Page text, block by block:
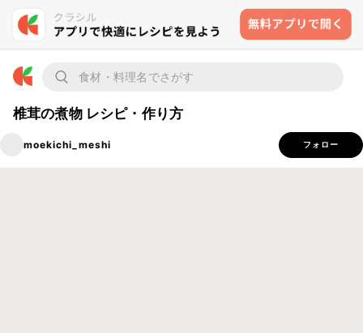
椎茸の煮物 レシピ・作り方
moekichi_meshi フォロー